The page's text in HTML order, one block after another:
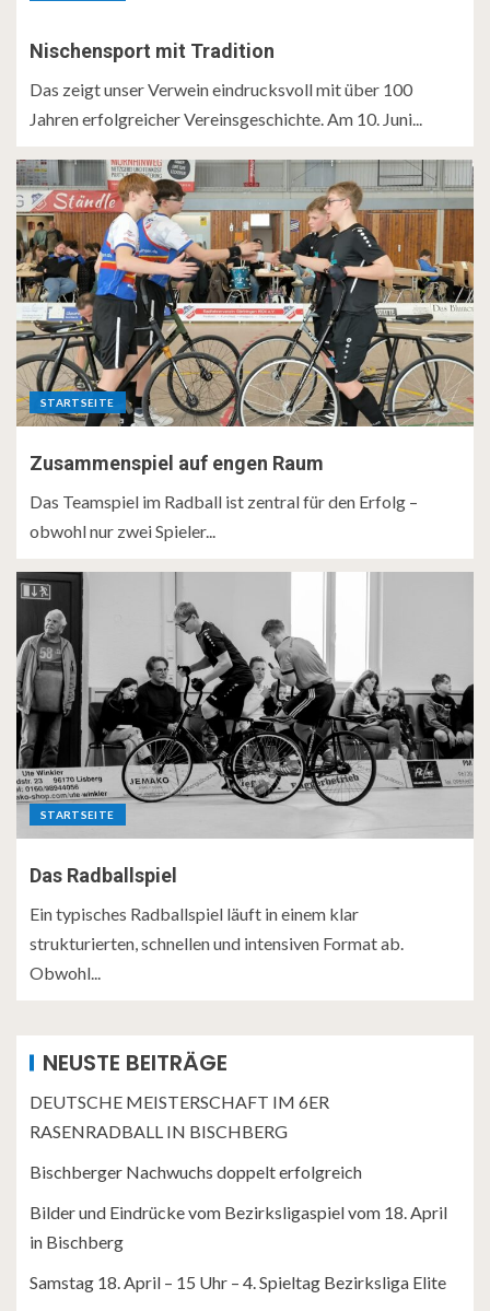
Nischensport mit Tradition
Das zeigt unser Verwein eindrucksvoll mit über 100
Jahren erfolgreicher Vereinsgeschichte. Am 10. Juni...
STARTSEITE
Zusammenspiel auf engen Raum
Das Teamspiel im Radball ist zentral für den Erfolg –
obwohl nur zwei Spieler...
STARTSEITE
Das Radballspiel
Ein typisches Radballspiel läuft in einem klar
strukturierten, schnellen und intensiven Format ab.
Obwohl...
NEUSTE BEITRÄGE
DEUTSCHE MEISTERSCHAFT IM 6ER
RASENRADBALL IN BISCHBERG
Bischberger Nachwuchs doppelt erfolgreich
Bilder und Eindrücke vom Bezirksligaspiel vom 18. April
in Bischberg
Samstag 18. April – 15 Uhr – 4. Spieltag Bezirksliga Elite